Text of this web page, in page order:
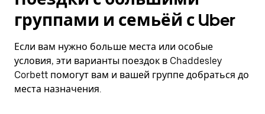
группами и семьёй с Uber
Если вам нужно больше места или особые
условия, эти варианты поездок в Chaddesley
Corbett помогут вам и вашей группе добраться до
места назначения.